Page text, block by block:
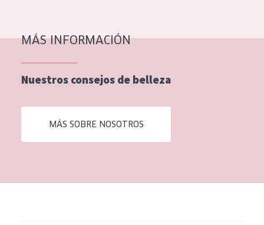
MÁS INFORMACIÓN
Nuestros consejos de belleza
MÁS SOBRE NOSOTROS